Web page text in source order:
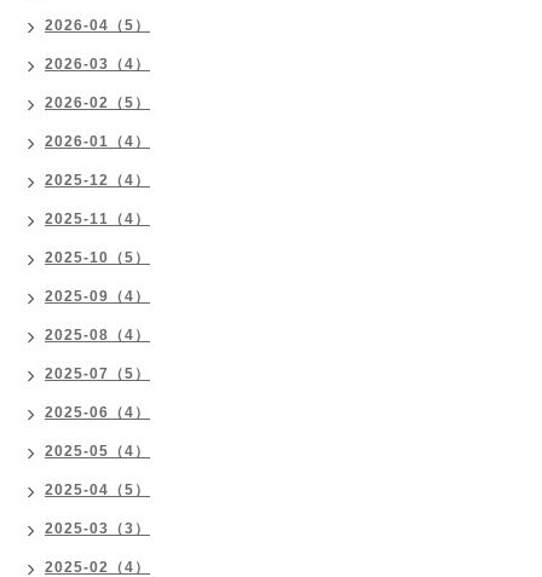
2026-04（5）
2026-03（4）
2026-02（5）
2026-01（4）
2025-12（4）
2025-11（4）
2025-10（5）
2025-09（4）
2025-08（4）
2025-07（5）
2025-06（4）
2025-05（4）
2025-04（5）
2025-03（3）
2025-02（4）